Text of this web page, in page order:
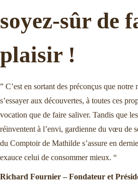
soyez-sûr de
plaisir !
” C’est en sortant des préconçus que notre
s’essayer aux découvertes, à toutes ces
vocation que de faire saliver. Tandis que
réinventent à l’envi, gardienne du vœu de
du Comptoir de Mathilde s’assure en
exauce celui de consommer mieux. “
Richard Fournier – Fondateur et